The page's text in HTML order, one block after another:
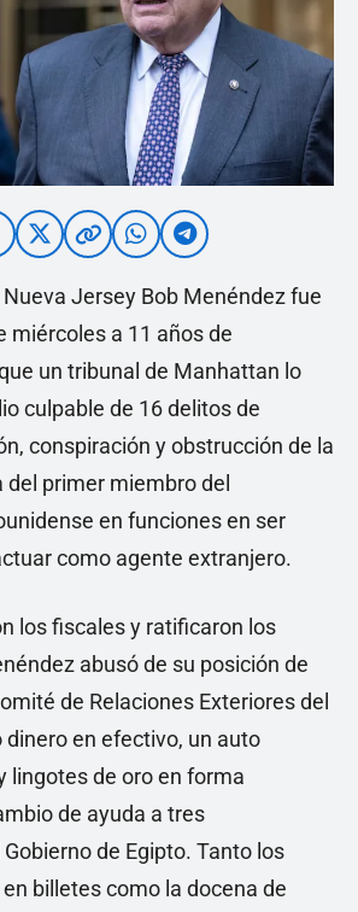
Jersey Bob Menéndez fue
miércoles a 11 años de
un tribunal de Manhattan lo
culpable de 16 delitos de
conspiración y obstrucción de la
primer miembro del
en funciones en ser
como agente extranjero.
los fiscales y ratificaron los
abusó de su posición de
de Relaciones Exteriores del
dinero en efectivo, un auto
lingotes de oro en forma
de ayuda a tres
de Egipto. Tanto los
billetes como la docena de